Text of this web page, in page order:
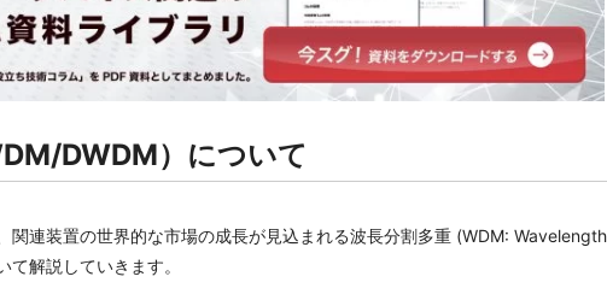
DWDM）について
関連装置の世界的な市場の成長が見込まれる波長分割多重 (WDM:
解説していきます。